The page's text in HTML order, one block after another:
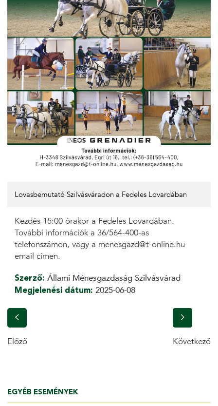
Lovasbemutató Szilvásváradon a Fedeles Lovardában
Kezdés 15:00 órakor a Fedeles Lovardában.
További információk a 36/564-400-as
telefonszámon, vagy a menesgazd@t-online.hu
email címen.
Szerző: Állami Ménesgazdaság Szilvásvárad
Megjelenési dátum: 2025-06-08
Előző Következő
EGYÉB ESEMÉNYEK